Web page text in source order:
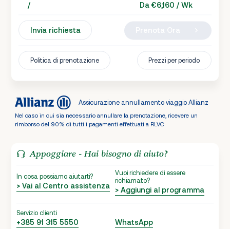
/ Da €6,160 / Wk
Invia richiesta
Politica di prenotazione Prezzi per periodo
Assicurazione annullamento viaggio Allianz
Nel caso in cui sia necessario annullare la prenotazione, ricevere un
rimborso del 90% di tutti i pagamenti effettuati a RLVC
Appoggiare - Hai bisogno di aiuto?
In cosa possiamo aiutarti?
> Vai al Centro assistenza
Vuoi richiedere di essere
richiamato?
> Aggiungi al programma
Servizio clienti
+385 91 315 5550 WhatsApp